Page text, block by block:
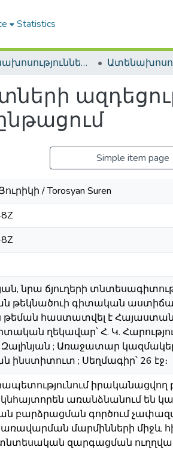
Statistics
Ատենախոսություններ և սեղմագրեր / Theses & Abstracts
Simple item page
/ Torosyan Suren
նրա ճյուղերի
թեկնածուի գիտական
թեման հաստատվել է
ղեկավար՝ Հ. Կ.
; Առաջատար
ինստիտուտ ; Սեղմագիր՝ 26 էջ։
իրականացվող
առանձնանում են
բարձրացման գործում
մարմինների միջև
զարգացման